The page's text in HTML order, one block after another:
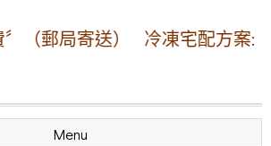
局寄送） 冷凍宅配方案:【本
Menu